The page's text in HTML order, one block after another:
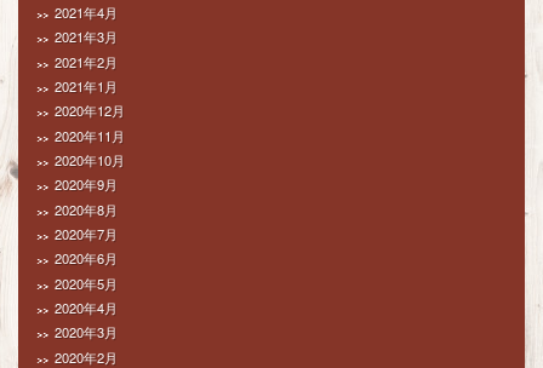
2021年4月
2021年3月
2021年2月
2021年1月
2020年12月
2020年11月
2020年10月
2020年9月
2020年8月
2020年7月
2020年6月
2020年5月
2020年4月
2020年3月
2020年2月